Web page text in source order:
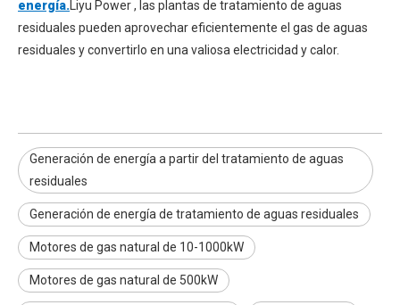
energía. Liyu Power , las plantas de tratamiento de aguas
residuales pueden aprovechar eficientemente el gas de aguas
residuales y convertirlo en una valiosa electricidad y calor.
Generación de energía a partir del tratamiento de aguas
residuales
Generación de energía de tratamiento de aguas residuales
Motores de gas natural de 10-1000kW
Motores de gas natural de 500kW